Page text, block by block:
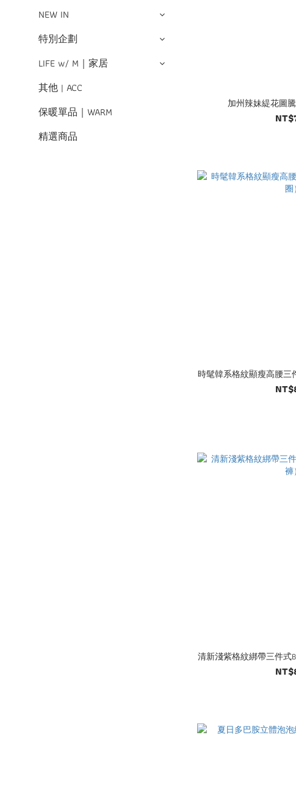
NEW IN
特別企劃
LIFE w/ M｜家居
其他 | ACC
保暖單品｜WARM
精選商品
加州辣妹緹花圖
時髦韓系格紋顯瘦高腰三
清新淺紫格紋綁帶三件式